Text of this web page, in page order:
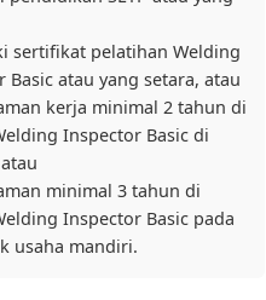
sertifikat pelatihan Welding
Basic atau yang setara, atau
kerja minimal 2 tahun di
Inspector Basic di
minimal 3 tahun di
Inspector Basic pada
usaha mandiri.